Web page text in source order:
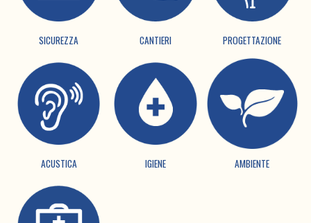
SICUREZZA CANTIERI PROGETTAZIONE
ACUSTICA IGIENE AMBIENTE